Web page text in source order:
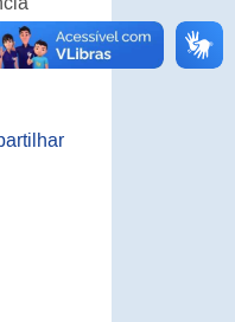
o Prof.